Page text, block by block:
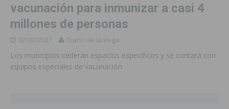
vacunación para inmunizar a casi 4
millones de personas
02/03/2021 Diario de la Vega
Los municipios cederán espacios específicos y se contará con
equipos especiales de vacunación